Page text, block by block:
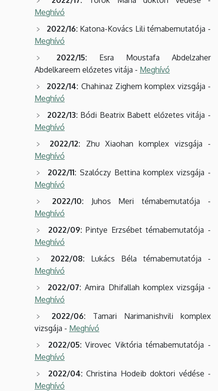
Meghívó
2022/16: Katona-Kovács Lili témabemutatója -
Meghívó
2022/15:
Esra Moustafa Abdelzaher
Abdelkareem előzetes vitája - Meghívó
2022/14: Chahinaz Zighemkomplex vizsgája -
Meghívó
2022/13: Bódi Beatrix Babett előzetes vitája -
Meghívó
2022/12: Zhu Xiaohan komplex vizsgája -
Meghívó
2022/11: Szalóczy Bettina komplex vizsgája -
Meghívó
2022/10: Juhos Meri témabemutatója -
Meghívó
2022/09: Pintye Erzsébet témabemutatója -
Meghívó
2022/08: Lukács Béla témabemutatója -
Meghívó
2022/07: Amira Dhifallah komplex vizsgája -
Meghívó
2022/06: Tamari Narimanishvili komplex
vizsgája - Meghívó
2022/05: Virovec Viktória témabemutatója -
Meghívó
2022/04: Christina Hodeib doktori védése -
Meghívó